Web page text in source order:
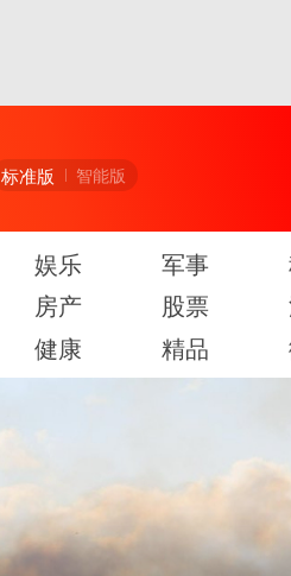
标准版 智能版
娱乐 军事
房产 股票
健康 精品